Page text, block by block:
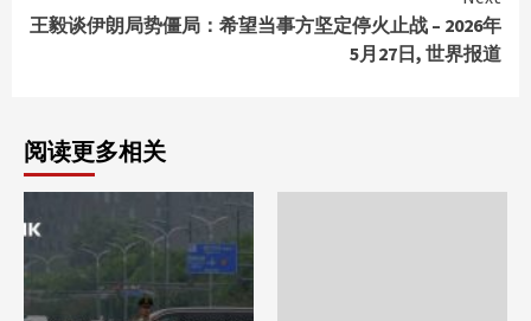
王毅谈伊朗局势僵局：希望当事方坚定停火止战 – 2026年
5月27日, 世界报道
阅读更多相关